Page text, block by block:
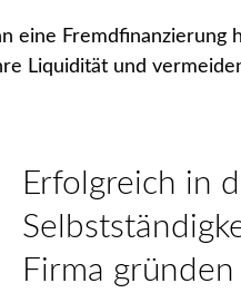
eine Fremdfinanzierung
Liquidität und
Erfolgreich in
Firma gründen